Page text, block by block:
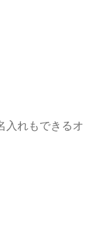
入れもできるオ